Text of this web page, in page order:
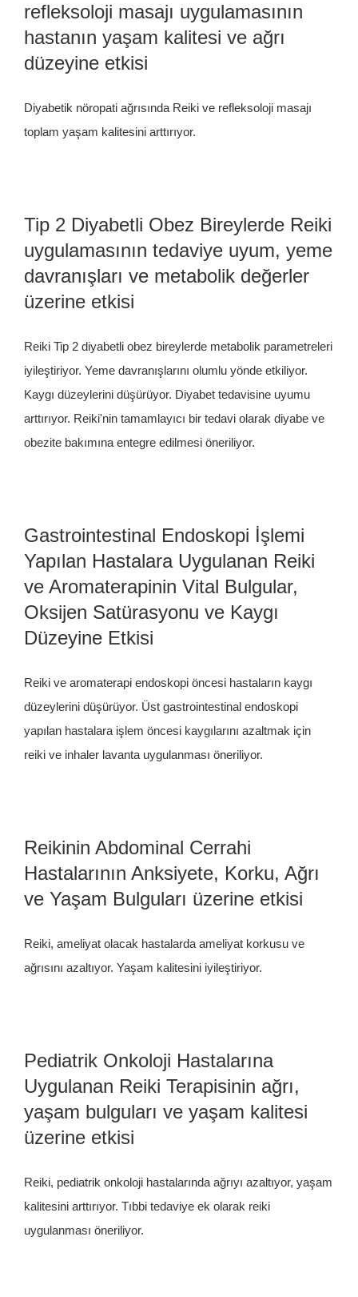
refleksoloji masajı uygulamasının
hastanın yaşam kalitesi ve ağrı
düzeyine etkisi
Diyabetik nöropati ağrısında Reiki ve refleksoloji masajı
toplam yaşam kalitesini arttırıyor.
Tip 2 Diyabetli Obez Bireylerde Reiki
uygulamasının tedaviye uyum, yeme
davranışları ve metabolik değerler
üzerine etkisi
Reiki Tip 2 diyabetli obez bireylerde metabolik parametreleri
iyileştiriyor. Yeme davranışlarını olumlu yönde etkiliyor.
Kaygı düzeylerini düşürüyor. Diyabet tedavisine uyumu
arttırıyor. Reiki'nin tamamlayıcı bir tedavi olarak diyabe ve
obezite bakımına entegre edilmesi öneriliyor.
Gastrointestinal Endoskopi İşlemi
Yapılan Hastalara Uygulanan Reiki
ve Aromaterapinin Vital Bulgular,
Oksijen Satürasyonu ve Kaygı
Düzeyine Etkisi
Reiki ve aromaterapi endoskopi öncesi hastaların kaygı
düzeylerini düşürüyor. Üst gastrointestinal endoskopi
yapılan hastalara işlem öncesi kaygılarını azaltmak için
reiki ve inhaler lavanta uygulanması öneriliyor.
Reikinin Abdominal Cerrahi
Hastalarının Anksiyete, Korku, Ağrı
ve Yaşam Bulguları üzerine etkisi
Reiki, ameliyat olacak hastalarda ameliyat korkusu ve
ağrısını azaltıyor. Yaşam kalitesini iyileştiriyor.
Pediatrik Onkoloji Hastalarına
Uygulanan Reiki Terapisinin ağrı,
yaşam bulguları ve yaşam kalitesi
üzerine etkisi
Reiki, pediatrik onkoloji hastalarında ağrıyı azaltıyor, yaşam
kalitesini arttırıyor. Tıbbi tedaviye ek olarak reiki
uygulanması öneriliyor.